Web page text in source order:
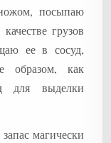
посыпаю
грузов
ее в сосуд,
образом, как
для выделки
магически